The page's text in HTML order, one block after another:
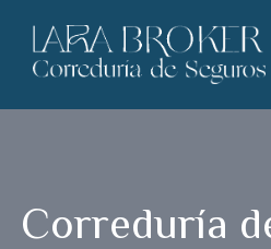
Correduría